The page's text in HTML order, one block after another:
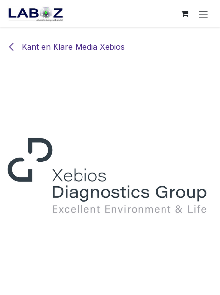
Overslaan naar inhoud
Kant en Klare Media Xebios